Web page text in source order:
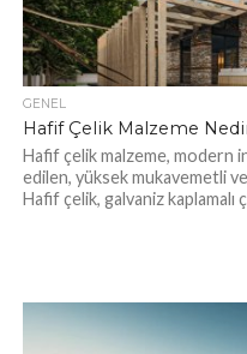
GENEL
Hafif Çelik Malzeme
Hafif çelik malzeme, modern
edilen, yüksek mukavemetli ve
Hafif çelik, galvaniz kaplamalı